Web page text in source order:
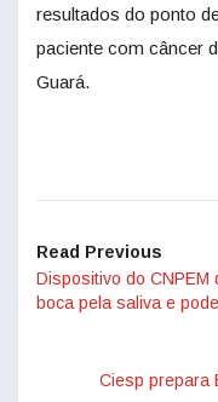
resultados do ponto
paciente com câncer
Guará.
Read Previous
Dispositivo do
boca pela saliva e
Ciesp prepara